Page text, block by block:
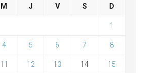
M J V S D
1
4 5 6 7 8
11 12 13 14 15